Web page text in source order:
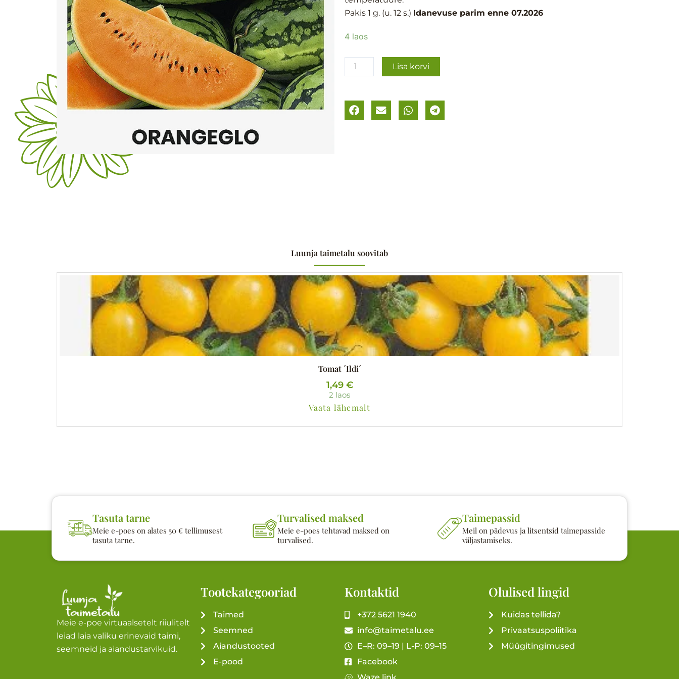
Pakis 1 g. (u. 12 s.) Idanevuse parim enne 07.2026
4 laos
Arbuus
kogus
Lisa korvi
Luunja taimetalu soovitab
Tomat ´Ildi´
1,49 €
2 laos
Vaata lähemalt
Tasuta tarne
Meie e-poes on alates 50 € tellimusest
tasuta tarne.
Turvalised maksed
Meie e-poes tehtavad maksed on
turvalised.
Taimepassid
Meil on pädevus ja litsentsid taimepasside
väljastamiseks.
Meie e-poe virtuaalsetelt riiulitelt
leiad laia valiku erinevaid taimi,
seemneid ja aiandustarvikuid.
Tootekategooriad
Taimed
Seemned
Aiandustooted
E-pood
Kontaktid
+372 5621 1940
info@taimetalu.ee
E–R: 09–19 | L-P: 09–15
Facebook
Olulised lingid
Kuidas tellida?
Privaatsuspoliitika
Müügitingimused